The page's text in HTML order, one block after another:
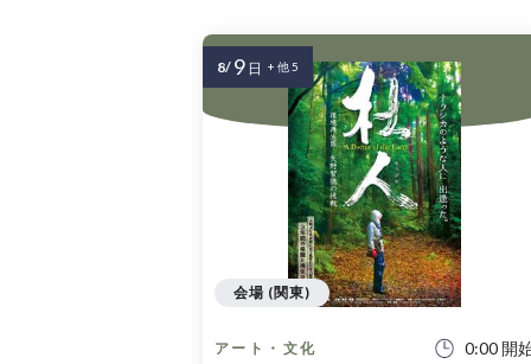
アート・文化 0:00 開
会場 (関東)
8/ 9 日 + 他 5